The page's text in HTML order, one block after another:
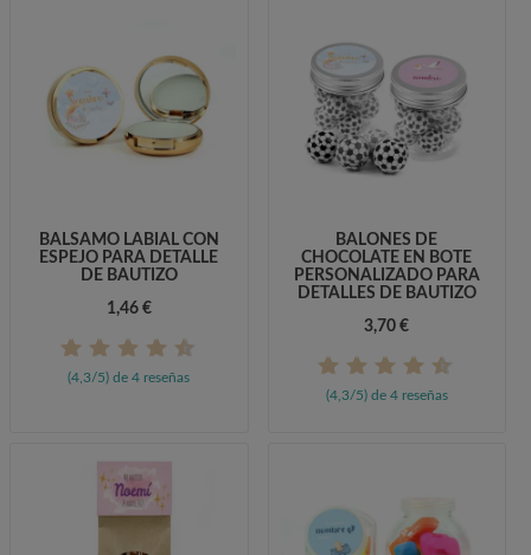
BÁLSAMO LABIAL CON
ESPEJO PARA DETALLE
DE BAUTIZO
1,46 €
(4,3/5) de 4 reseñas
BALONES DE
CHOCOLATE EN BOTE
PERSONALIZADO PARA
DETALLES DE BAUTIZO
3,70 €
(4,3/5) de 4 reseñas